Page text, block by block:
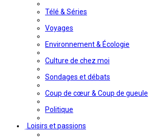
Télé & Séries
Voyages
Environnement & Écologie
Culture de chez moi
Sondages et débats
Coup de cœur & Coup de gueule
Politique
Loisirs et passions